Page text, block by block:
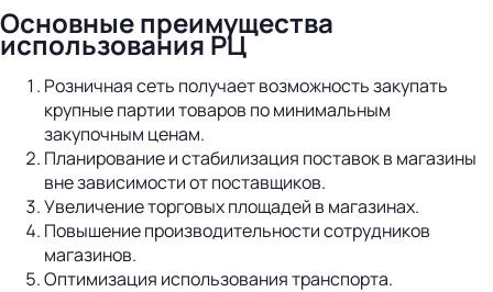
Основные преимущества
использования РЦ
Розничная сеть получает возможность закупать
крупные партии товаров по минимальным
закупочным ценам.
Планирование и стабилизация поставок в магазины
вне зависимости от поставщиков.
Увеличение торговых площадей в магазинах.
Повышение производительности сотрудников
магазинов.
Оптимизация использования транспорта.